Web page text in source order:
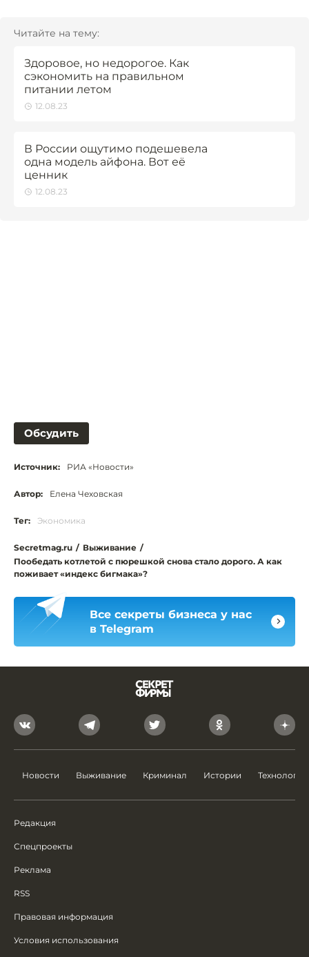
Читайте на тему:
Здоровое, но недорогое. Как
сэкономить на правильном
питании летом
12.08.23
В России ощутимо подешевела
одна модель айфона. Вот её
ценник
12.08.23
Обсудить
Источник: РИА «Новости»
Автор: Елена Чеховская
Тег: Экономика
Secretmag.ru / Выживание /
Пообедать котлетой с пюрешкой снова стало дорого. А как
поживает «индекс бигмака»?
Все секреты бизнеса у нас
в Telegram
Новости Выживание Криминал Истории Технологии
Редакция
Спецпроекты
Реклама
RSS
Правовая информация
Условия использования